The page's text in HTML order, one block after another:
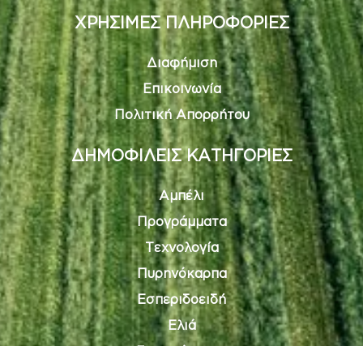
ΧΡΗΣΙΜΕΣ ΠΛΗΡΟΦΟΡΙΕΣ
Διαφήμιση
Επικοινωνία
Πολιτική Απορρήτου
ΔΗΜΟΦΙΛΕΙΣ ΚΑΤΗΓΟΡΙΕΣ
Αμπέλι
Προγράμματα
Τεχνολογία
Πυρηνόκαρπα
Εσπεριδοειδή
Ελιά